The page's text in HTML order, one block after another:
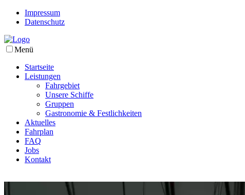
Impressum
Datenschutz
Menü
Startseite
Leistungen
Fahrgebiet
Unsere Schiffe
Gruppen
Gastronomie & Festlichkeiten
Aktuelles
Fahrplan
FAQ
Jobs
Kontakt